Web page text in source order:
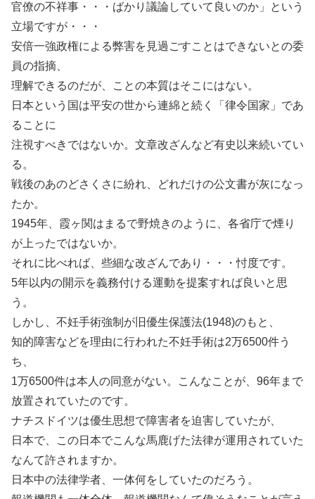
官僚の不祥事・・・ばかり議論していて良いのか」という
立場ですが・・・
安倍一強政権による弊害を見過ごすことはできないとの委
員の指摘、
理解できるのだが、ことの本質はそこにはない。
日本という国は平安の世から連綿と続く「律令国家」であ
ることに
注視すべきではないか。文章改ざんなど有史以来続いてい
る。
戦後のあのどさくさに紛れ、どれだけの公文書が灰になっ
たか。
1945年、霞ヶ関はまるで野焼きのように、各省庁で煙り
が上ったではないか。
それに比べれば、些細な改ざんであり・・・忖度です。
5年以内の開示を義務付ける運動を提案すれば良いと思
う。
しかし、不妊手術強制が旧優生保護法(1948)のもと、
知的障害などを理由に行われた不妊手術は2万6500件う
ち、
1万6500件は本人の同意がない。こんなことが、96年まで
放置されていたのです。
ナチスドイツは優生思想で障害者を迫害していたが、
日本で、この日本でこんな馬鹿げた法律が運用されていた
なんて許されますか。
日本中の法律学者、一体何をしていたのだろう。